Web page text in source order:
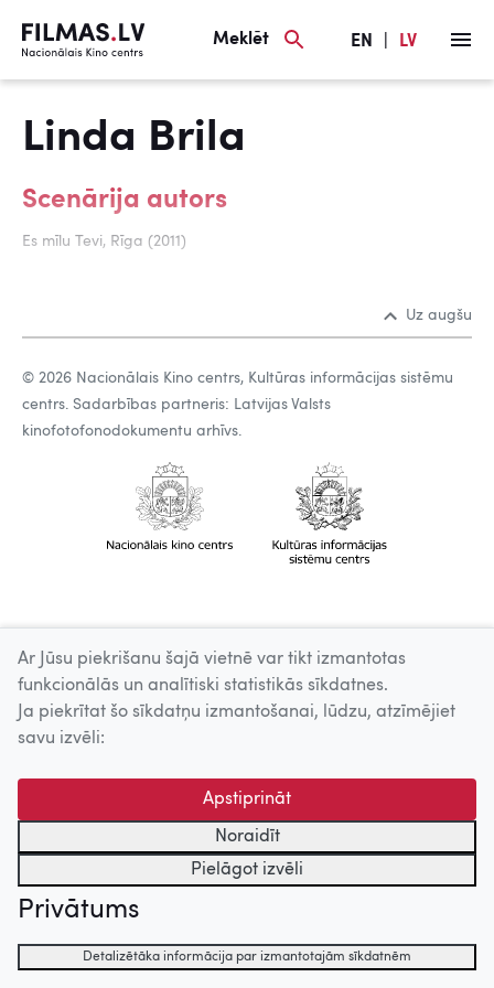
Meklēt EN LV
Linda Brila
Scenārija autors
Es mīlu Tevi, Rīga (2011)
Uz augšu
© 2026 Nacionālais Kino centrs, Kultūras informācijas sistēmu
centrs. Sadarbības partneris: Latvijas Valsts
kinofotofonodokumentu arhīvs.
Ar Jūsu piekrišanu šajā vietnē var tikt izmantotas
funkcionālās un analītiski statistikās sīkdatnes.
Ja piekrītat šo sīkdatņu izmantošanai, lūdzu, atzīmējiet
savu izvēli:
Apstiprināt
Noraidīt
Pielāgot izvēli
Privātums
Detalizētāka informācija par izmantotajām sīkdatnēm